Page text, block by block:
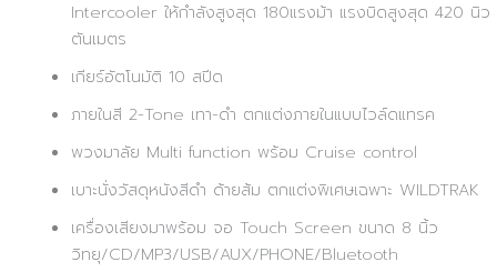
Intercooler ให้กำลังสูงสุด 180แรงม้า แรงบิดสูงสุด 420 นิว
ตันเมตร
เกียร์อัตโนมัติ 10 สปีด
ภายในสี 2-Tone เทา-ดำ ตกแต่งภายในแบบไวล์ดแทรค
พวงมาลัย Multi function พร้อม Cruise control
เบาะนั่งวัสดุหนังสีดำ ด้ายส้ม ตกแต่งพิเศษเฉพาะ WILDTRAK
เครื่องเสียงมาพร้อม จอ Touch Screen ขนาด 8 นิ้ว
วิทยุ/CD/MP3/USB/AUX/PHONE/Bluetooth